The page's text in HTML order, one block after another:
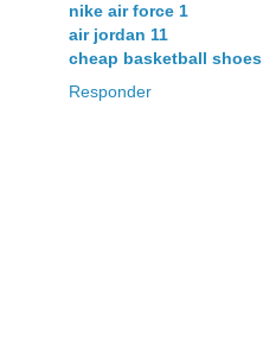
nike air force 1
air jordan 11
cheap basketball shoes
Responder